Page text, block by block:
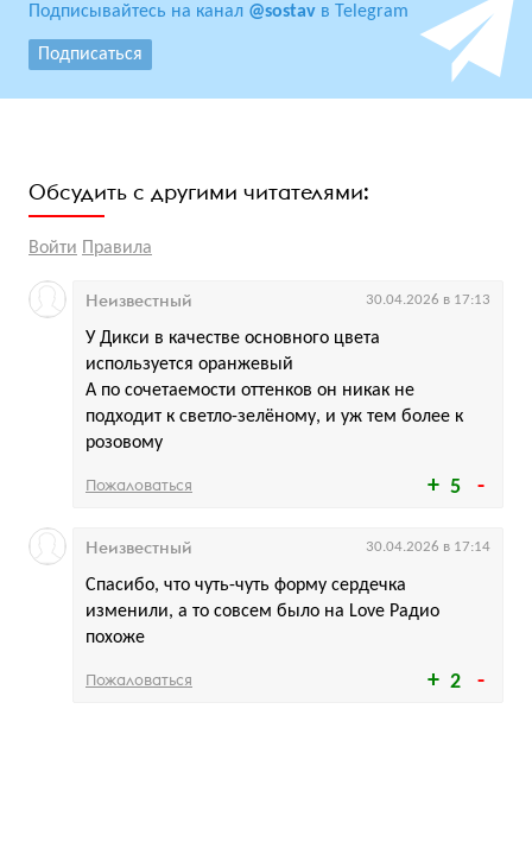
Подписывайтесь на канал @sostav в Telegram
Подписаться
Обсудить с другими читателями:
Войти Правила
5
У Дикси в качестве основного цвета
используется оранжевый
А по сочетаемости оттенков он никак не
подходит к светло-зелёному, и уж тем более к
розовому
Неизвестный 30.04.2026 в 17:13
Пожаловаться
2
Спасибо, что чуть-чуть форму сердечка
изменили, а то совсем было на Love Радио
похоже
Неизвестный 30.04.2026 в 17:14
Пожаловаться